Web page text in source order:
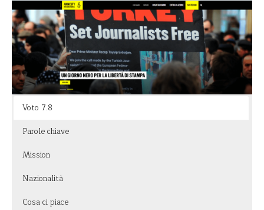
Forza
pressione filtrando le immagini con strati bianchi
(confrontatelo con Charity: water, sono praticamente le
stesse foto ma con molto meno contrasto).
Sfruttano a pieno la potenza delle immagini per descrivere la
mission e i progetti.
lettore protagonista.
Voto 7.8
Parole chiave
Mission
Nazionalità
Cosa ci piace